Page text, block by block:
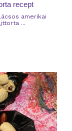
amerikai
...